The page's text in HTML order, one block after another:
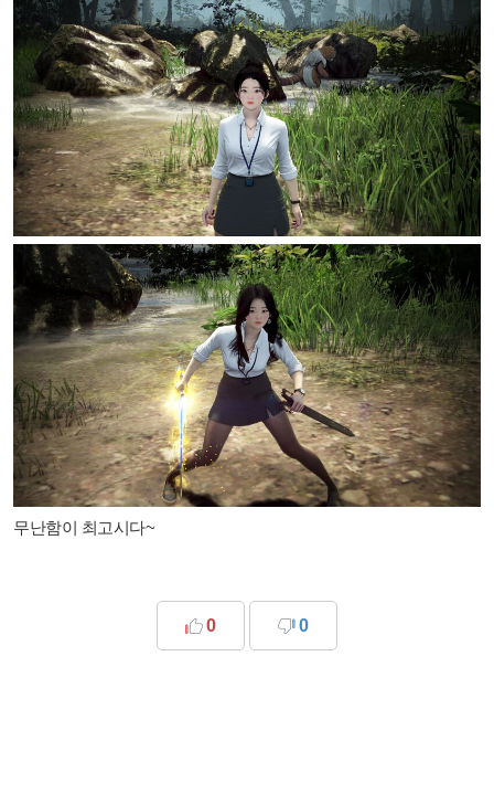
무난함이 최고시다~
0 0